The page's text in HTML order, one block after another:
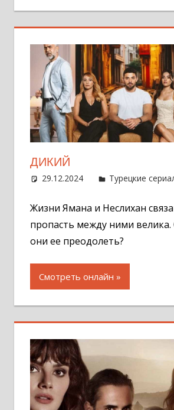
ДИКИЙ
29.12.2024 Администратор
Турецкие
Жизни Ямана и Неслихан
пропасть между ними велика.
они ее преодолеть?
Смотреть онлайн